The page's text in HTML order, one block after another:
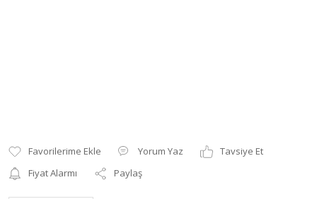
Yorum Yaz
Tavsiye Et
Fiyat Alarmı
Paylaş